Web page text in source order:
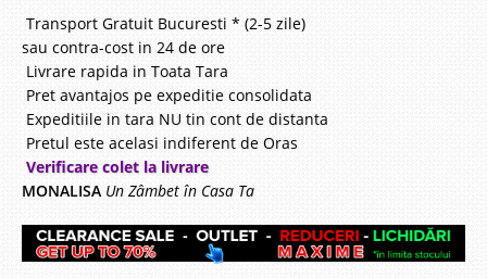
Transport Gratuit Bucuresti * (2-5 zile)
sau contra-cost in 24 de ore
Livrare rapida in Toata Tara
Pret avantajos pe expeditie consolidata
Expeditiile in tara NU tin cont de distanta
Pretul este acelasi indiferent de Oras
Verificare colet la livrare
MONALISA Un Zâmbet în Casa Ta